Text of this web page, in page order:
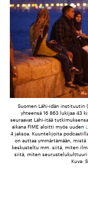
Suomen Lähi-idän instituutin
yhteensä 16 863 lukijaa 43
seuraavat Lähi-itää
aikana FIME aloitti myös uuden
4 jaksoa. Kuuntelijoita
on auttaa ymmärtämään,
keskusteltu mm. siitä, miten
siitä, miten seurustelukulttuuri
Kuva: